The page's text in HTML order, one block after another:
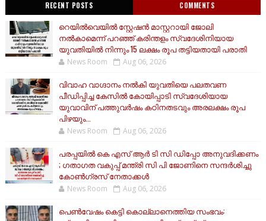
RECENT POSTS COMMENTS
റെയിൽവെയിൽ സ്റ്റേഷൻ മാസ്റ്ററായി ജോലി
നൽകാമെന്ന് പറഞ്ഞ് കരിന്തളം സ്വദേശിനിയായ
യുവതിയിൽ നിന്നും 15 ലക്ഷം രൂപ തട്ടിയതായി പരാതി
News Room Aug 06, 2026
വിവാഹ വാഗ്ദാനം നൽകി യുവതിയെ പലതവണ
പീഡിപ്പിച്ച കേസിൽ കോയിപ്പാടി സ്വദേശിയായ
യുവാവിന് പത്തുവർഷം കഠിനതടവും അരലക്ഷം രൂപ
പിഴയും...
News Room Aug 06, 2026
പരപ്പയിൽ കെ എസ് ആർ ടി സി ഡിപ്പോ അനുവദിക്കണം
; ഗതാഗത വകുപ്പ് മന്ത്രി സി പി ജോണിനെ സന്ദർശിച്ചു
കോൺഗ്രസ് നേതാക്കൾ
News Room Aug 06, 2026
പെൺവേഷം കെട്ടി കൊല്ലാനെത്തിയ സംഭവം: